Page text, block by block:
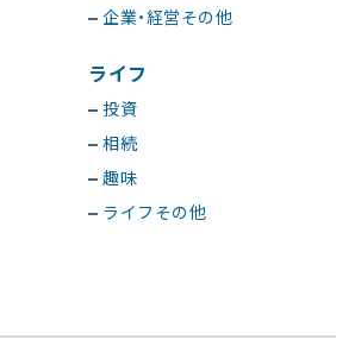
企業・経営その他
ライフ
投資
相続
趣味
ライフその他